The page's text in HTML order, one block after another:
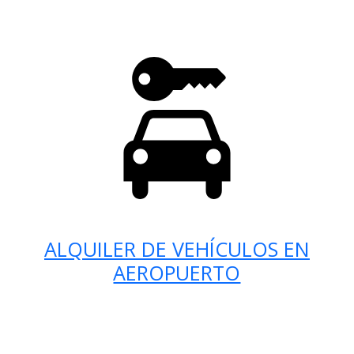
ALQUILER DE VEHÍCULOS EN
AEROPUERTO